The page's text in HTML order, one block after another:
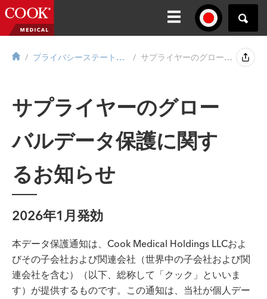
プライバシーステートメント サプライヤーのグローバルデータ保護に関するお知らせ...
サプライヤーのグロー
バルデータ保護に関す
るお知らせ
2026年1月発効
本データ保護通知は、Cook Medical Holdings LLCおよ
びその子会社および関連会社（世界中の子会社および関
連会社を含む）（以下、総称して「クック」といいま
す）が提供するものです。この通知は、当社が個人デー